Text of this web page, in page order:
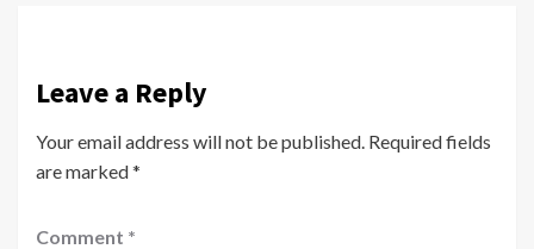
Leave a Reply
Your email address will not be published. Required fields
are marked*
Comment *